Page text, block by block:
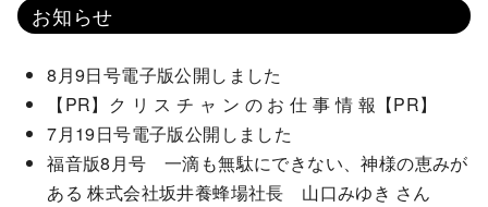
お知らせ
8月9日号電子版公開しました
【PR】ク リ ス チ ャ ン の お 仕 事 情 報【PR】
7月19日号電子版公開しました
福音版8月号 一滴も無駄にできない、神様の恵みが
ある 株式会社坂井養蜂場社長 山口みゆき さん